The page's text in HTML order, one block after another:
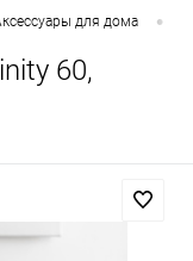
для дома •
60,